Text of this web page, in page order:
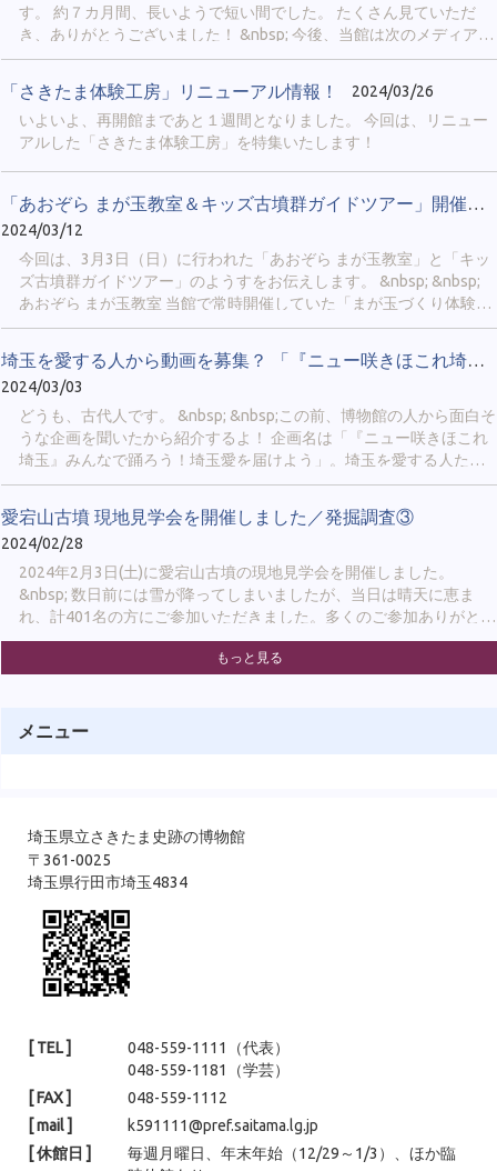
す。 約７カ月間、長いようで短い間でした。 たくさん見ていただ
き、ありがとうございました！ &nbsp; 今後、当館は次のメディアに
より情報を発信していきます。 &nbsp; ① 公式X ＠
sakitama_museum 当館の最新情報や、埼玉古墳群や博物館の豆知
識、イベント実施の様子などを発信します。 「鉄剣エピソードゼ
ロ」「古代人の日常」「博物館のおしごと」のような、シリーズ企
画も行われることがあります。 Xのアカウントをお持ちの方限定に
なりますが、当館のファンなら必ずフォローしてみてください。
今後行われるイベントや展示について、最新情報を配信します。 ス
マートフォンの「LINE」まで通知をお届けできるので、イベント開
催を見逃したくない方にお勧めです！ &nbsp; ４月には、次のページ
から友だち追加ができるようになります。 https://sakitama-
muse.spec.ed.jp/official_line &nbsp; ③当HP 「新着情報」では、新し
「さきたま体験工房」リニューアル情報！
2024/03/26
いよいよ、再開館まであと１週間となりました。 今回は、リニュー
アルした「さきたま体験工房」を特集いたします！
「あおぞら まが玉教室＆キッズ古墳群ガイドツアー」開催しました。
2024/03/12
今回は、3月3日（日）に行われた「あおぞら まが玉教室」と「キッ
ズ古墳群ガイドツアー」のようすをお伝えします。 &nbsp; &nbsp;
あおぞら まが玉教室 当館で常時開催していた「まが玉づくり体験」
は休館に伴い休止中のため、まが玉を屋外で作れるイベントを開催
しました。会場は さきたま古墳公園の駐車場からほど近い、「北側
レストハウス」でした。 &nbsp;
埼玉を愛する人から動画を募集？ 「『ニュー咲きほこれ埼玉』みん...
2024/03/03
どうも、古代人です。 &nbsp; &nbsp;この前、博物館の人から面白そ
うな企画を聞いたから紹介するよ！ 企画名は「『ニュー咲きほこれ
埼玉』みんなで踊ろう！埼玉愛を届けよう」。埼玉を愛する人たち
から短い動画を募集しているみたい。 &nbsp; &nbsp;
愛宕山古墳 現地見学会を開催しました／発掘調査③
2024/02/28
2024年2月3日(土)に愛宕山古墳の現地見学会を開催しました。
&nbsp; 数日前には雪が降ってしまいましたが、当日は晴天に恵ま
れ、計401名の方にご参加いただきました。多くのご参加ありがとう
ございました！ &nbsp; &nbsp; 学芸員からは、調査の成果として、
①周堀(内堀・外堀)を確認できたこと ②前方部で旧表土（古墳時代
た、見学会では普段登ることのできない墳丘に登っていただくこと
もっと見る
メニュー
埼玉県立さきたま史跡の博物館
〒361-0025
埼玉県行田市埼玉4834
[ TEL ]
048-559-1111（代表）
048-559-1181（学芸）
[ FAX ]
048-559-1112
[ mail ]
k591111@pref.saitama.lg.jp
[ 休館日 ]
毎週月曜日、年末年始（12/29～1/3）、ほか臨